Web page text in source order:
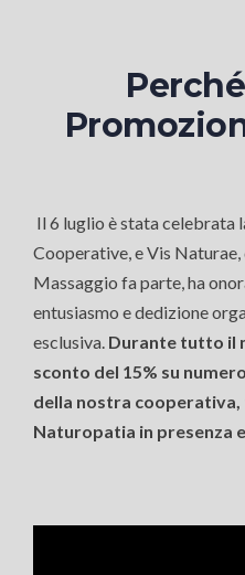
Il 6 luglio è stata celebrata
Cooperative, e Vis
Massaggio fa parte, ha
entusiasmo e dedizione
esclusiva. Durante tutto il
sconto del 15% su
della nostra cooperativa,
Naturopatia in presenza